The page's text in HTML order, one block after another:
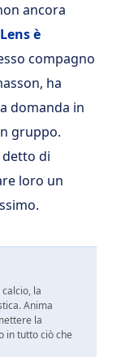
ancora
è
compagno
ha
domanda in
gruppo.
detto di
loro un
la
Anima
la
in tutto ciò che